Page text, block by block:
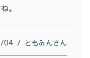
。
ともみん
04